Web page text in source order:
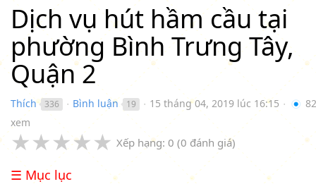
Dịch vụ hút hầm cầu tại
phường Bình Trưng Tây,
Quận 2
Thích 336 ● Bình luận 19 ● 15 tháng 04, 2019 lúc 16:15 ●
xem
★★★★★ Xếp hạng: 0 (0 đánh giá)
☰ Mục lục